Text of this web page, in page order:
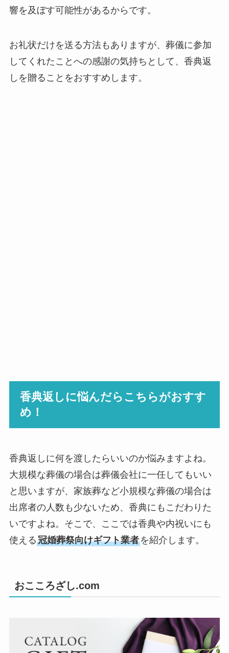
響を及ぼす可能性があるからです。
お礼状だけを送る方法もありますが、葬儀に参加
してくれたことへの感謝の気持ちとして、香典返
しを贈ることをおすすめします。
香典返しに悩んだらこちらがおすす
め！
香典返しに何を渡したらいいのか悩みますよね。
大規模な葬儀の場合は葬儀会社に一任してもいい
と思いますが、家族葬など小規模な葬儀の場合は
出席者の人数も少ないため、香典にもこだわりた
いですよね。そこで、ここでは香典や内祝いにも
使える冠婚葬祭向けギフト業者を紹介します。
おこころざし.com